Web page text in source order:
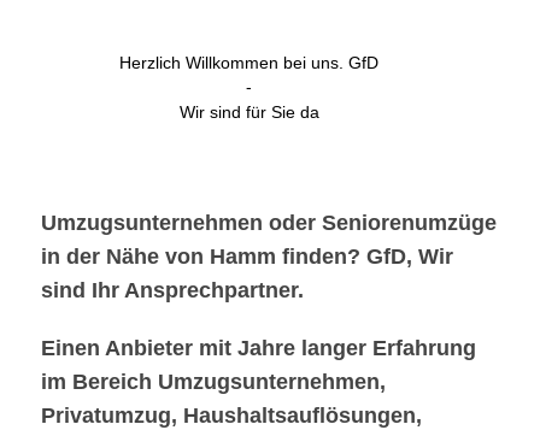
Herzlich Willkommen bei uns. GfD
-
Wir sind für Sie da
Umzugsunternehmen oder Seniorenumzüge
in der Nähe von Hamm finden? GfD, Wir
sind Ihr Ansprechpartner.
Einen Anbieter mit Jahre langer Erfahrung
im Bereich Umzugsunternehmen,
Privatumzug, Haushaltsauflösungen,